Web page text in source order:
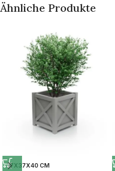
Ähnliche Produkte
37X37X40 CM